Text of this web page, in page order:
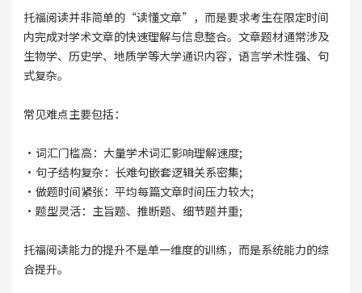
托福阅读并非简单的“读懂文章”，而是要求考生在限定时间
内完成对学术文章的快速理解与信息整合。文章题材通常涉及
生物学、历史学、地质学等大学通识内容，语言学术性强、句
式复杂。
常见难点主要包括：
·词汇门槛高：大量学术词汇影响理解速度;
·句子结构复杂：长难句嵌套逻辑关系密集;
·做题时间紧张：平均每篇文章时间压力较大;
·题型灵活：主旨题、推断题、细节题并重;
托福阅读能力的提升不是单一维度的训练，而是系统能力的综
合提升。